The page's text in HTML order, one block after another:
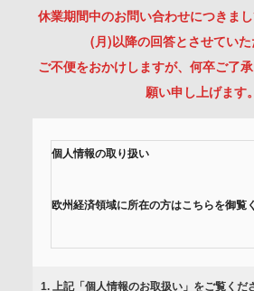
休業期間中のお問い合わせにつきま
(月)以降の回答とさせていた
ご不便をおかけしますが、何卒ご了
願い申し上げます。
個人情報の取り扱い
欧州経済領域に所在の方はこちらを御覧
組みを行っています。
1. 上記「個人情報のお取扱い」をご覧くだ